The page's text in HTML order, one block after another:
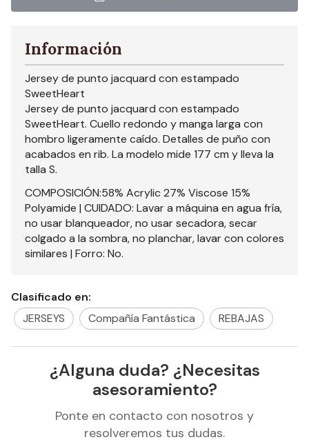
Información
Jersey de punto jacquard con estampado
SweetHeart
Jersey de punto jacquard con estampado
SweetHeart. Cuello redondo y manga larga con
hombro ligeramente caído. Detalles de puño con
acabados en rib. La modelo mide 177 cm y lleva la
talla S.
COMPOSICIÓN:58% Acrylic 27% Viscose 15%
Polyamide | CUIDADO: Lavar a máquina en agua fría,
no usar blanqueador, no usar secadora, secar
colgado a la sombra, no planchar, lavar con colores
similares | Forro: No.
Clasificado en:
JERSEYS
Compañía Fantástica REBAJAS
¿Alguna duda? ¿Necesitas
asesoramiento?
Ponte en contacto con nosotros y
resolveremos tus dudas.